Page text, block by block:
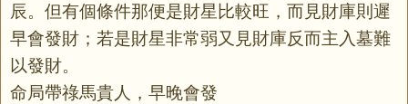
辰。但有個條件那便是財星比較旺，而見財庫則遲
早會發財；若是財星非常弱又見財庫反而主入墓難
以發財。
命局帶祿馬貴人，早晚會發